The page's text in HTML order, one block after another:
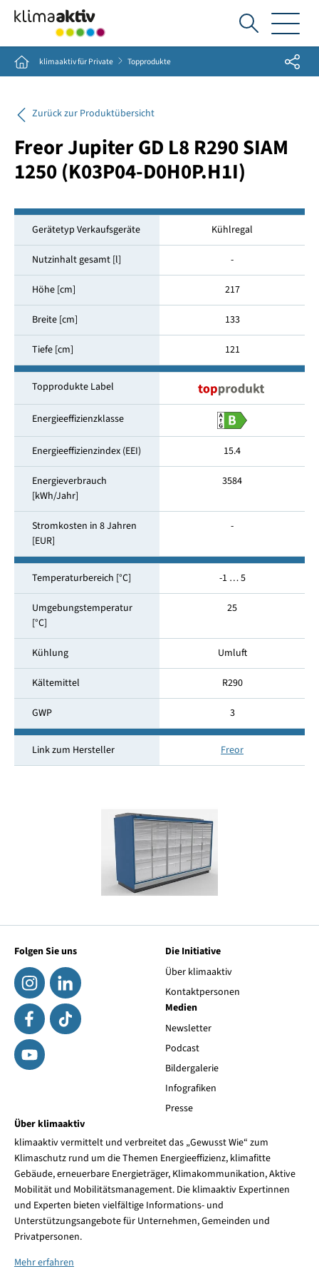
Ich
suche...
Home klimaaktiv für Private Topprodukte Share
Zurück zur Produktübersicht
Freor Jupiter GD L8 R290 SIAM
1250 (K03P04-D0H0P.H1I)
Gerätetyp Verkaufsgeräte Kühlregal
Nutzinhalt gesamt [l] -
Höhe [cm] 217
Breite [cm] 133
Tiefe [cm] 121
Topprodukte Label
Energieeffizienzklasse
Energieeffizienzindex (EEI) 15.4
Energieverbrauch
[kWh/Jahr]
3584
Stromkosten in 8 Jahren
[EUR]
-
Temperaturbereich [°C] -1 … 5
Umgebungstemperatur
[°C]
25
Kühlung Umluft
Kältemittel R290
GWP 3
Link zum Hersteller Freor
Folgen Sie uns
Die Initiative
Über klimaaktiv
Kontaktpersonen
Medien
Newsletter
Podcast
Bildergalerie
Infografiken
Presse
Über klimaaktiv
klimaaktiv vermittelt und verbreitet das „Gewusst Wie“ zum
Klimaschutz rund um die Themen Energieeffizienz, klimafitte
Gebäude, erneuerbare Energieträger, Klimakommunikation, Aktive
Mobilität und Mobilitätsmanagement. Die klimaaktiv Expertinnen
und Experten bieten vielfältige Informations- und
Unterstützungsangebote für Unternehmen, Gemeinden und
Privatpersonen.
Mehr erfahren